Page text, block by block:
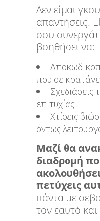
Δεν είμαι
απαντήσεις.
σου
βοηθήσει να:
που σε
Σχεδιάσεις
επιτυχίας
Χτίσεις
όντως
Μαζί θα
διαδρομή
πετύχεις
πάντα με
τον εαυτό